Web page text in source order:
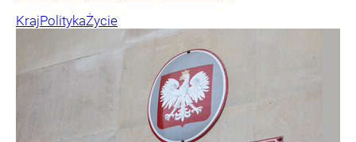
KrajPolitykaŻycie